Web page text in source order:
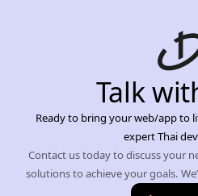
Talk
Ready to bring your web/app to
expert Thai
Contact us today to discuss your
solutions to achieve your goals.